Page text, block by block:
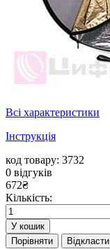
Всі характеристики
Інструкція
код товару: 3732
0 відгуків
672₴
Кількість:
У кошик
Порівняти
Відкласти